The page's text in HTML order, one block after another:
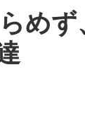
めず